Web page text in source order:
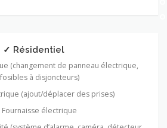
✓ Résidentiel
(changement de panneau électrique,
fosibles à disjoncteurs)
(ajout/déplacer des prises)
Fournaisse électrique